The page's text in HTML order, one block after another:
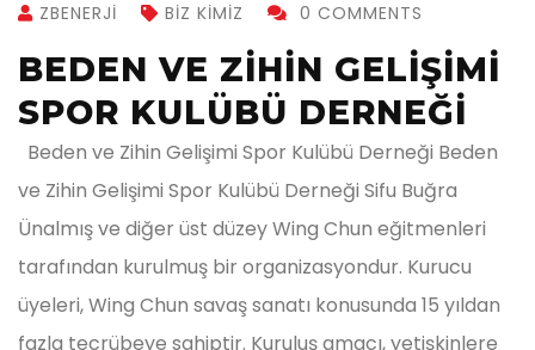
ZBENERJI BIZ KIMIZ 0 COMMENTS
BEDEN VE ZİHİN GELİŞİMİ
SPOR KULÜBÜ DERNEĞİ
Beden ve Zihin Gelişimi Spor Kulübü Derneği Beden
ve Zihin Gelişimi Spor Kulübü Derneği Sifu Buğra
Ünalmış ve diğer üst düzey Wing Chun eğitmenleri
tarafından kurulmuş bir organizasyondur. Kurucu
üyeleri, Wing Chun savaş sanatı konusunda 15 yıldan
fazla tecrübeye sahiptir. Kuruluş amacı, yetişkinlere